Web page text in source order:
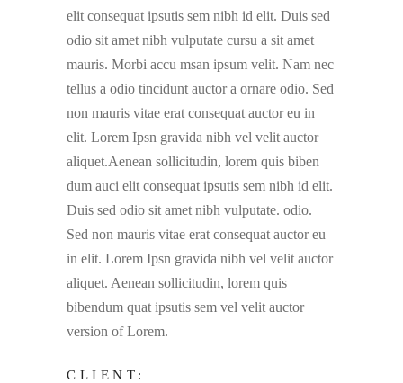
elit consequat ipsutis sem nibh id elit. Duis sed
odio sit amet nibh vulputate cursu a sit amet
mauris. Morbi accu msan ipsum velit. Nam nec
tellus a odio tincidunt auctor a ornare odio. Sed
non mauris vitae erat consequat auctor eu in
elit. Lorem Ipsn gravida nibh vel velit auctor
aliquet.Aenean sollicitudin, lorem quis biben
dum auci elit consequat ipsutis sem nibh id elit.
Duis sed odio sit amet nibh vulputate. odio.
Sed non mauris vitae erat consequat auctor eu
in elit. Lorem Ipsn gravida nibh vel velit auctor
aliquet. Aenean sollicitudin, lorem quis
bibendum quat ipsutis sem vel velit auctor
version of Lorem.
CLIENT: